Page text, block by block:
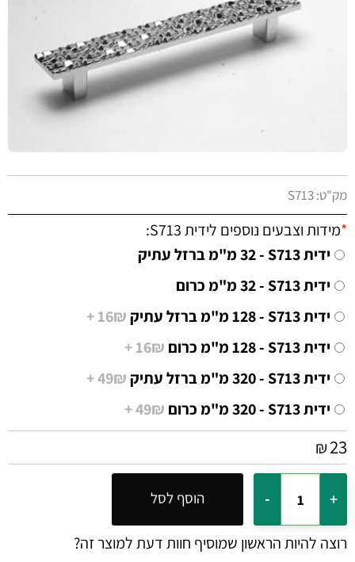
מק"ט:S713
*מידות וצבעים נוספים לידית S713:
ידית S713 - ‏32 מ"מ ברזל עתיק
ידית S713 - ‏32 מ"מ כרום
ידית S713 - ‏128 מ"מ ברזל עתיק
16₪ +
ידית S713 - ‏128 מ"מ כרום
16₪ +
ידית S713 - ‏320 מ"מ ברזל עתיק
49₪ +
ידית S713 - ‏320 מ"מ כרום
49₪ +
₪23
הוסף לסל
רוצה להיות הראשון שמוסיף חוות דעת למוצר זה?